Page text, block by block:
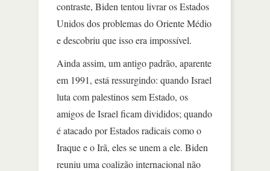
contraste, Biden tentou livrar os Estados
Unidos dos problemas do Oriente Médio
e descobriu que isso era impossível.
Ainda assim, um antigo padrão, aparente
em 1991, está ressurgindo: quando Israel
luta com palestinos sem Estado, os
amigos de Israel ficam divididos; quando
é atacado por Estados radicais como o
Iraque e o Irã, eles se unem a ele. Biden
reuniu uma coalizão internacional não